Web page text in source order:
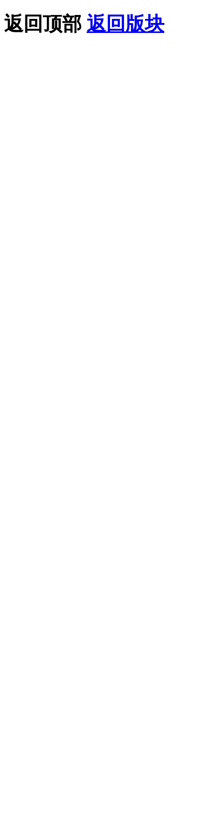
返回顶部 返回版块